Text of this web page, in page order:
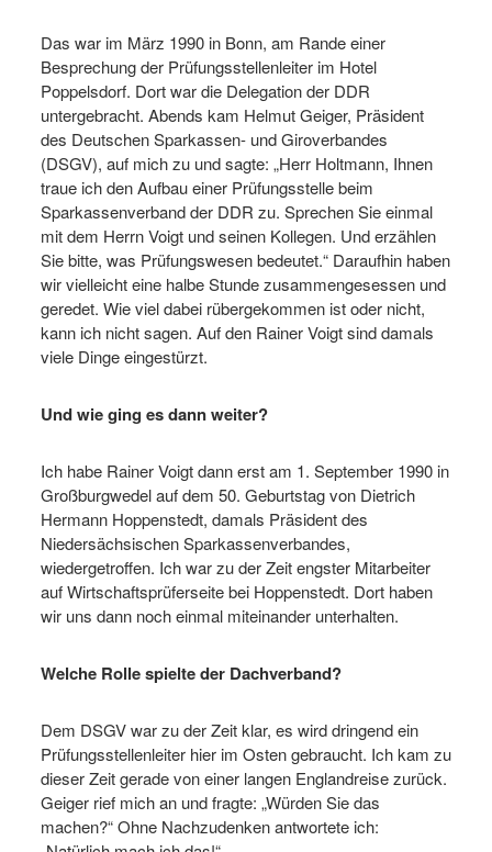
Das war im März 1990 in Bonn, am Rande einer
Besprechung der Prüfungsstellenleiter im Hotel
Poppelsdorf. Dort war die Delegation der DDR
untergebracht. Abends kam Helmut Geiger, Präsident
des Deutschen Sparkassen- und Giroverbandes
(DSGV), auf mich zu und sagte: „Herr Holtmann, Ihnen
traue ich den Aufbau einer Prüfungsstelle beim
Sparkassenverband der DDR zu. Sprechen Sie einmal
mit dem Herrn Voigt und seinen Kollegen. Und erzählen
Sie bitte, was Prüfungswesen bedeutet.“ Daraufhin haben
wir vielleicht eine halbe Stunde zusammengesessen und
geredet. Wie viel dabei rübergekommen ist oder nicht,
kann ich nicht sagen. Auf den Rainer Voigt sind damals
viele Dinge eingestürzt.
Und wie ging es dann weiter?
Ich habe Rainer Voigt dann erst am 1. September 1990 in
Großburgwedel auf dem 50. Geburtstag von Dietrich
Hermann Hoppenstedt, damals Präsident des
Niedersächsischen Sparkassenverbandes,
wiedergetroffen. Ich war zu der Zeit engster Mitarbeiter
auf Wirtschaftsprüferseite bei Hoppenstedt. Dort haben
wir uns dann noch einmal miteinander unterhalten.
Welche Rolle spielte der Dachverband?
Dem DSGV war zu der Zeit klar, es wird dringend ein
Prüfungsstellenleiter hier im Osten gebraucht. Ich kam zu
dieser Zeit gerade von einer langen Englandreise zurück.
Geiger rief mich an und fragte: „Würden Sie das
machen?“ Ohne Nachzudenken antwortete ich: